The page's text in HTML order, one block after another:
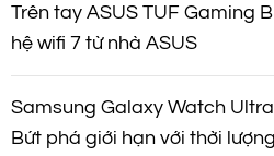
Trên tay ASUS TUF Gaming
hệ wifi 7 từ nhà ASUS
Samsung Galaxy Watch
Bứt phá giới hạn với thời